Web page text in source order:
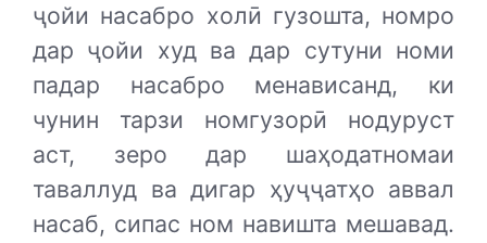
ҷойи насабро холӣ гузошта, номро
дар ҷойи худ ва дар сутуни номи
падар насабро менависанд, ки
чунин тарзи номгузорӣ нодуруст
аст, зеро дар шаҳодатномаи
таваллуд ва дигар ҳуҷҷатҳо аввал
насаб, сипас ном навишта мешавад.